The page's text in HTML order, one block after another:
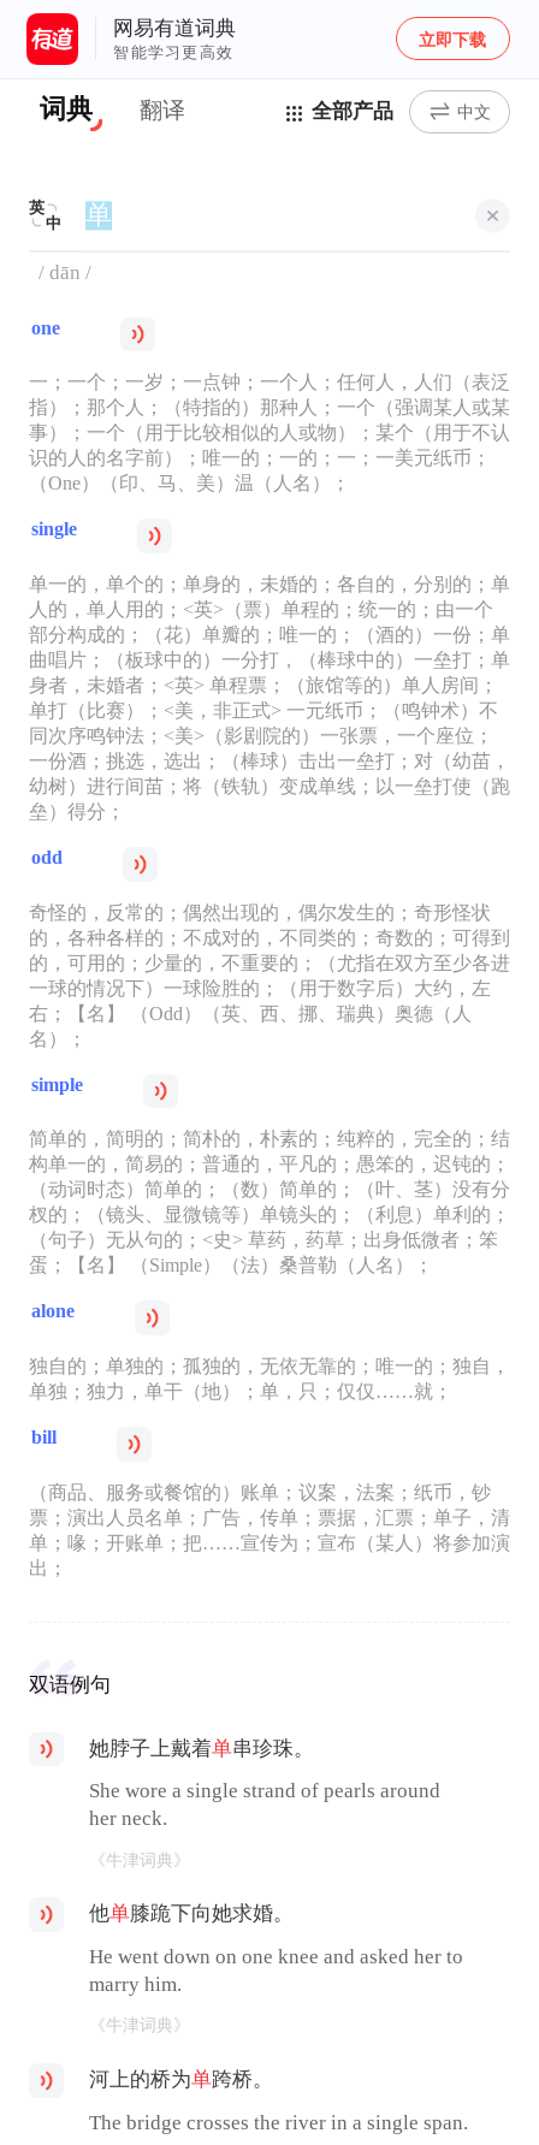
网易有道词典
智能学习更高效
立即下载
词典 翻译 全部产品 中文
英
中
/ dān /
one
一；一个；一岁；一点钟；一个人；任何人，人们（表泛
指）；那个人；（特指的）那种人；一个（强调某人或某
事）；一个（用于比较相似的人或物）；某个（用于不认
识的人的名字前）；唯一的；一的；一；一美元纸币；
（One）（印、马、美）温（人名）；
single
单一的，单个的；单身的，未婚的；各自的，分别的；单
人的，单人用的；<英>（票）单程的；统一的；由一个
部分构成的；（花）单瓣的；唯一的；（酒的）一份；单
曲唱片；（板球中的）一分打，（棒球中的）一垒打；单
身者，未婚者；<英> 单程票；（旅馆等的）单人房间；
单打（比赛）；<美，非正式> 一元纸币；（鸣钟术）不
同次序鸣钟法；<美>（影剧院的）一张票，一个座位；
一份酒；挑选，选出；（棒球）击出一垒打；对（幼苗，
幼树）进行间苗；将（铁轨）变成单线；以一垒打使（跑
垒）得分；
odd
奇怪的，反常的；偶然出现的，偶尔发生的；奇形怪状
的，各种各样的；不成对的，不同类的；奇数的；可得到
的，可用的；少量的，不重要的；（尤指在双方至少各进
一球的情况下）一球险胜的；（用于数字后）大约，左
右；【名】 （Odd）（英、西、挪、瑞典）奥德（人
名）；
simple
简单的，简明的；简朴的，朴素的；纯粹的，完全的；结
构单一的，简易的；普通的，平凡的；愚笨的，迟钝的；
（动词时态）简单的；（数）简单的；（叶、茎）没有分
杈的；（镜头、显微镜等）单镜头的；（利息）单利的；
（句子）无从句的；<史> 草药，药草；出身低微者；笨
蛋；【名】 （Simple）（法）桑普勒（人名）；
alone
独自的；单独的；孤独的，无依无靠的；唯一的；独自，
单独；独力，单干（地）；单，只；仅仅……就；
bill
（商品、服务或餐馆的）账单；议案，法案；纸币，钞
票；演出人员名单；广告，传单；票据，汇票；单子，清
单；喙；开账单；把……宣传为；宣布（某人）将参加演
出；
双语例句
她脖子上戴着单串珍珠。
She wore a single strand of pearls around
her neck.
《牛津词典》
他单膝跪下向她求婚。
He went down on one knee and asked her to
marry him.
《牛津词典》
河上的桥为单跨桥。
The bridge crosses the river in a single span.